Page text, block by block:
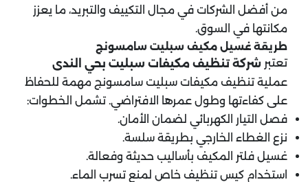
من أفضل الشركات في مجال التكييف والتبريد، ما يعزز
مكانتها في السوق.
طريقة غسيل مكيف سبليت سامسونج
تعتبر شركة تنظيف مكيفات سبليت بحي الندى
عملية تنظيف مكيفات سبليت سامسونج مهمة للحفاظ
على كفاءتها وطول عمرها الافتراضي. تشمل الخطوات:
فصل التيار الكهربائي لضمان الأمان.
نزع الغطاء الخارجي بطريقة سلسة.
غسيل فلتر المكيف بأساليب حديثة وفعالة.
استخدام كيس تنظيف خاص لمنع تسرب الماء.